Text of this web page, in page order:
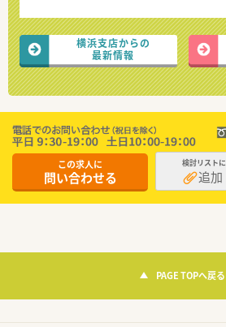
横浜支店からの
最新情報
この求人に
問い合わせる
検討リストに
追加
PAGE TOPへ戻る